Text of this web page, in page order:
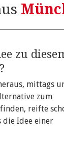
zu
mittags
zum
reifte
die Idee einer